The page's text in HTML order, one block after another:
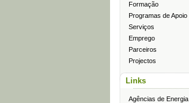
Formação
Programas de Apoio
Serviços
Emprego
Parceiros
Projectos
Links
Agências de Energia